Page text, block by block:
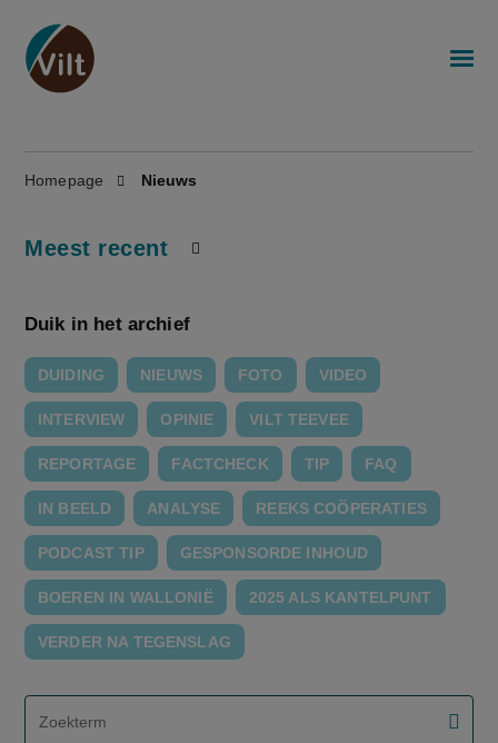
Homepage Nieuws
Meest recent
Duik in het archief
DUIDING NIEUWS FOTO VIDEO
INTERVIEW OPINIE VILT TEEVEE
REPORTAGE FACTCHECK TIP FAQ
IN BEELD ANALYSE REEKS COÖPERATIES
PODCAST TIP GESPONSORDE INHOUD
BOEREN IN WALLONIË 2025 ALS KANTELPUNT
VERDER NA TEGENSLAG